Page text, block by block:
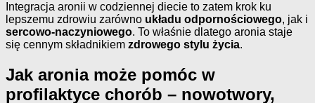
Integracja aronii w codziennej diecie to zatem krok ku
lepszemu zdrowiu zarówno układu odpornościowego, jak i
sercowo-naczyniowego. To właśnie dlatego aronia staje
się cennym składnikiem zdrowego stylu życia.
Jak aronia może pomóc w
profilaktyce chorób – nowotwory,